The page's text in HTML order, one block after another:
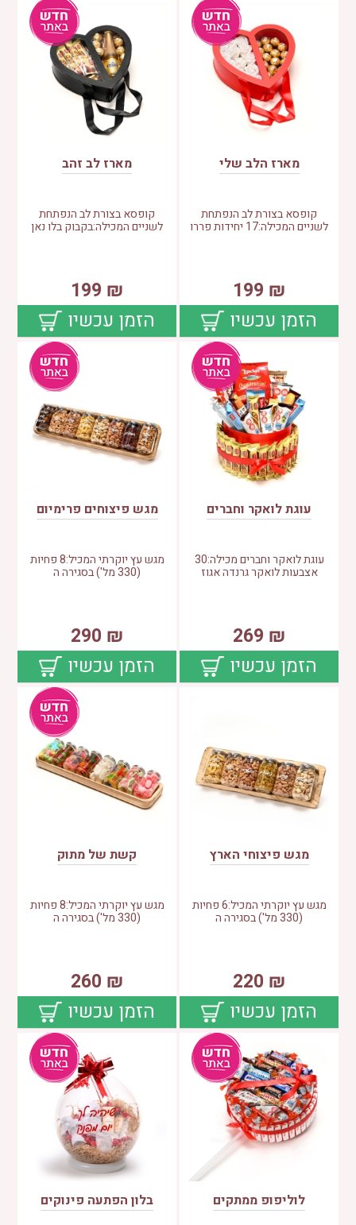
מארז הלב שלי
קופסא בצורת לב הנפתחת
לשניים המכילה:17 יחידות פררו
₪
199
הזמן עכשיו
מארז לב זהב
קופסא בצורת לב הנפתחת
לשניים המכילה:בקבוק בלו נאן
₪
199
הזמן עכשיו
עוגת לואקר וחברים
עוגת לואקר וחברים מכילה:30
אצבעות לואקר גרנדה אגוז
₪
269
הזמן עכשיו
מגש פיצוחים פרימיום
מגש עץ יוקרתי המכיל:8 פחיות
(330 מל') בסגירה ה
₪
290
הזמן עכשיו
מגש פיצוחי הארץ
מגש עץ יוקרתי המכיל:6 פחיות
(330 מל') בסגירה ה
₪
220
הזמן עכשיו
קשת של מתוק
מגש עץ יוקרתי המכיל:8 פחיות
(330 מל') בסגירה ה
₪
260
הזמן עכשיו
לוליפופ ממתקים בלון הפתעה פינוקים